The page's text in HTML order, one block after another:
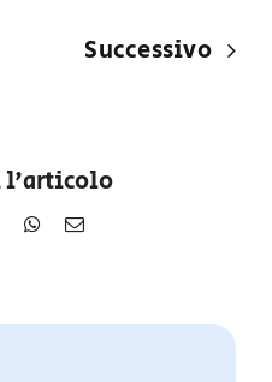
Successivo
l'articolo